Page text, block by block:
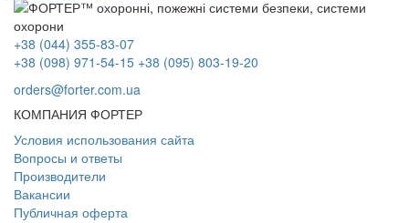
+38 (044) 355-83-07
+38 (098) 971-54-15 +38 (095) 803-19-20
orders@forter.com.ua
КОМПАНИЯ ФОРТЕР
Условия использования сайта
Вопросы и ответы
Производители
Вакансии
Публичная оферта